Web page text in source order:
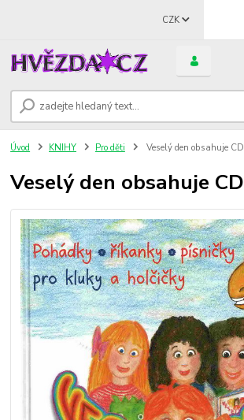
CZK
Úvod KNIHY Pro děti Veselý den obsahuje CD
Veselý den obsahuje CD